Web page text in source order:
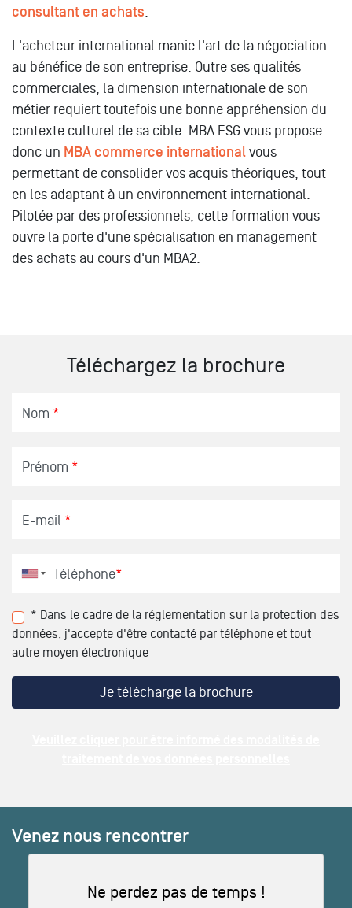
consultant en achats.
L'acheteur international manie l'art de la négociation
au bénéfice de son entreprise. Outre ses qualités
commerciales, la dimension internationale de son
métier requiert toutefois une bonne appréhension du
contexte culturel de sa cible. MBA ESG vous propose
donc un MBA commerce international vous
permettant de consolider vos acquis théoriques, tout
en les adaptant à un environnement international.
Pilotée par des professionnels, cette formation vous
ouvre la porte d'une spécialisation en management
des achats au cours d'un MBA2.
Téléchargez la brochure
Nom *
Prénom *
E-mail *
Téléphone*
* Dans le cadre de la réglementation sur la protection des
données, j'accepte d'être contacté par téléphone et tout
autre moyen électronique
Venez nous rencontrer
Ne perdez pas de temps !